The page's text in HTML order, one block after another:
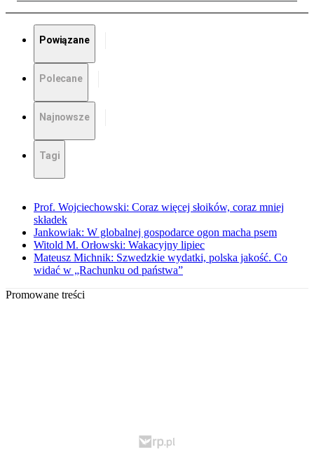
Powiązane
Polecane
Najnowsze
Tagi
Prof. Wojciechowski: Coraz więcej słoików, coraz mniej
składek
Jankowiak: W globalnej gospodarce ogon macha psem
Witold M. Orłowski: Wakacyjny lipiec
Mateusz Michnik: Szwedzkie wydatki, polska jakość. Co
widać w „Rachunku od państwa”
Promowane treści